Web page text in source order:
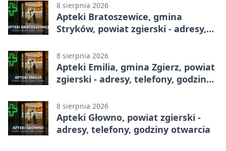
8 sierpnia 2026
Apteki Bratoszewice, gmina
Stryków, powiat zgierski - adresy,
8 sierpnia 2026
Apteki Emilia, gmina Zgierz, powiat
zgierski - adresy, telefony, godziny
8 sierpnia 2026
Apteki Głowno, powiat zgierski -
adresy, telefony, godziny otwarcia